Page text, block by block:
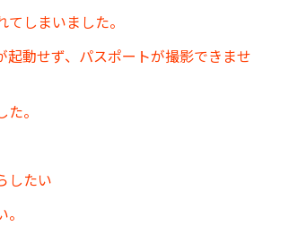
しまいました。
動せず、パスポートが撮影できませ
。
したい